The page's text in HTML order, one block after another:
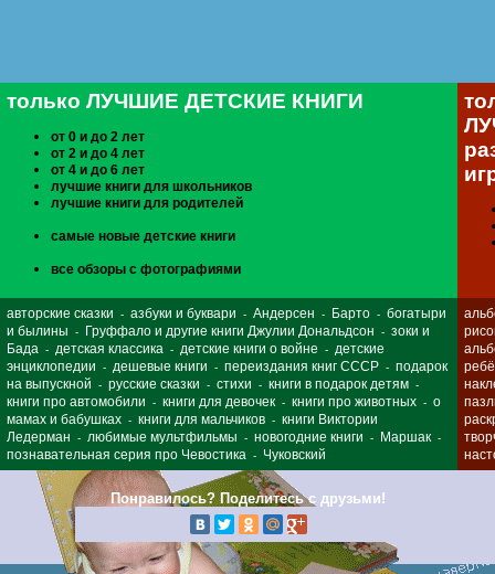
только ЛУЧШИЕ ДЕТСКИЕ КНИГИ
от 0 и до 2 лет
от 2 и до 4 лет
от 4 и до 6 лет
лучшие книги для школьников
лучшие книги для родителей
самые новые детские книги
все обзоры с фотографиями
авторские сказки - азбуки и буквари - Андерсен - Барто - богатыри
и былины - Груффало и другие книги Джулии Дональдсон - зоки и
Бада - детская классика - детские книги о войне - детские
энциклопедии - дешевые книги - переиздания книг СССР - подарок
на выпускной - русские сказки - стихи - книги в подарок детям -
книги про автомобили - книги для девочек - книги про животных - о
мамах и бабушках - книги для мальчиков - книги Виктории
Ледерман - любимые мультфильмы - новогодние книги - Маршак -
познавательная серия про Чевостика - Чуковский
Понравилось? Поделитесь с друзьми!